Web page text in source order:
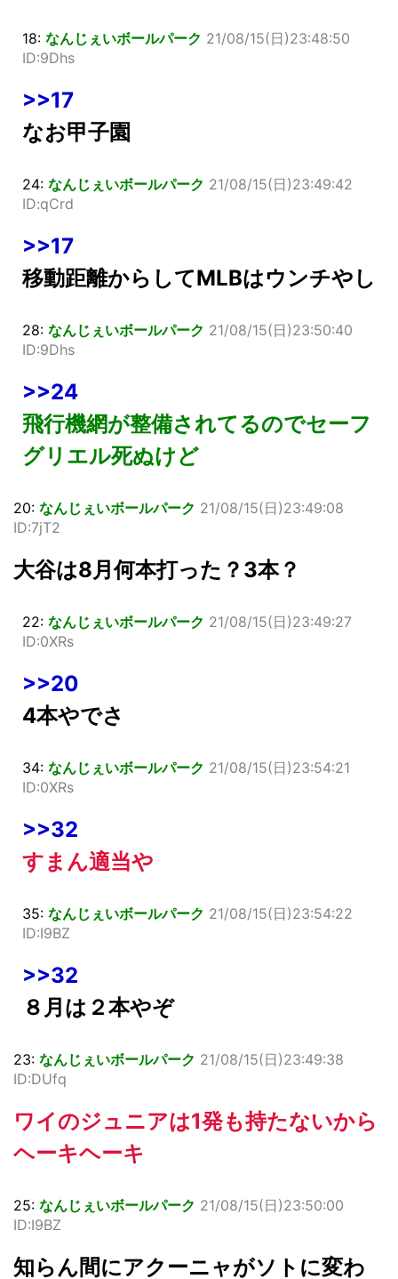
18: なんじぇいボールパーク 21/08/15(日)23:48:50
ID:9Dhs
>>17
なお甲子園
24: なんじぇいボールパーク 21/08/15(日)23:49:42
ID:qCrd
>>17
移動距離からしてMLBはウンチやし
28: なんじぇいボールパーク 21/08/15(日)23:50:40
ID:9Dhs
>>24
飛行機網が整備されてるのでセーフ
グリエル死ぬけど
20: なんじぇいボールパーク 21/08/15(日)23:49:08
ID:7jT2
大谷は8月何本打った？3本？
22: なんじぇいボールパーク 21/08/15(日)23:49:27
ID:0XRs
>>20
4本やでさ
34: なんじぇいボールパーク 21/08/15(日)23:54:21
ID:0XRs
>>32
すまん適当や
35: なんじぇいボールパーク 21/08/15(日)23:54:22
ID:I9BZ
>>32
８月は２本やぞ
23: なんじぇいボールパーク 21/08/15(日)23:49:38
ID:DUfq
ワイのジュニアは1発も持たないから
ヘーキヘーキ
25: なんじぇいボールパーク 21/08/15(日)23:50:00
ID:I9BZ
知らん間にアクーニャがソトに変わ